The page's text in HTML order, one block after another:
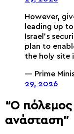
However,
leading up
Israel’s
plan to
the holy site
— Prime
29, 2026
“Ο
ανάσταση”